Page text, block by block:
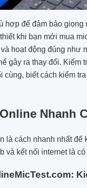
hợp để đảm bảo
khi bạn mới mua
hoạt động đúng như
gây ra thay đổi. Kiểm
cùng, biết cách kiểm
Nhanh
là cách nhanh nhất để
và kết nối internet là